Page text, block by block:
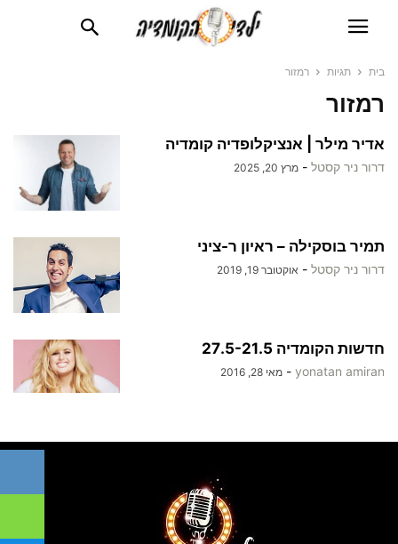
בית תגיות רמזור
רמזור
אדיר מילר | אנציקלופדיה קומדיה
דרור ניר קסטל - מרץ 20, 2025
תמיר בוסקילה – ראיון ר-ציני
דרור ניר קסטל - אוקטובר 19, 2019
חדשות הקומדיה 27.5-21.5
yonatan amiran
- מאי 28, 2016